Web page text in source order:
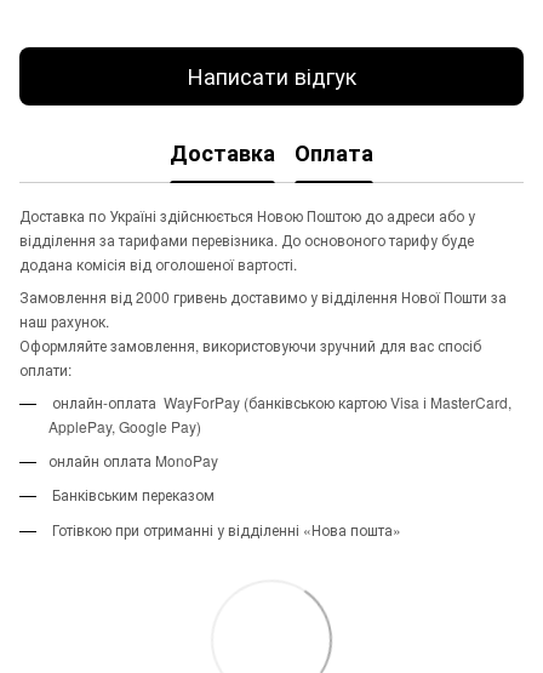
Написати відгук
Доставка Оплата
Доставка по Україні здійснюється Новою Поштою до адреси або у
відділення за тарифами перевізника. До основоного тарифу буде
додана комісія від оголошеної вартості.
Замовлення від 2000 гривень доставимо у відділення Нової Пошти за
наш рахунок.
Оформляйте замовлення, використовуючи зручний для вас спосіб
оплати:
онлайн-оплата WayForPay (банківською картою Visa і MasterCard,
ApplePay, Google Pay)
онлайн оплата MonoPay
Банківським переказом
Готівкою при отриманні у відділенні «Нова пошта»